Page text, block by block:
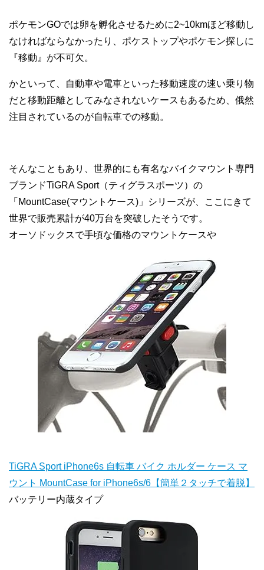
ポケモンGOでは卵を孵化させるために2~10kmほど移動し
なければならなかったり、ポケストップやポケモン探しに
『移動』が不可欠。
かといって、自動車や電車といった移動速度の速い乗り物
だと移動距離としてみなされないケースもあるため、俄然
注目されているのが自転車での移動。
そんなこともあり、世界的にも有名なバイクマウント専門
ブランドTiGRA Sport（ティグラスポーツ）の
「MountCase(マウントケース)」シリーズが、ここにきて
世界で販売累計が40万台を突破したそうです。
オーソドックスで手頃な価格のマウントケースや
TiGRA Sport iPhone6s 自転車 バイク ホルダー ケース マ
ウント MountCase for iPhone6s/6【簡単２タッチで着脱】
バッテリー内蔵タイプ